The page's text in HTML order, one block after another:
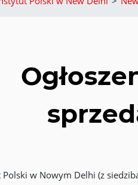
w Nowym Delhi (z